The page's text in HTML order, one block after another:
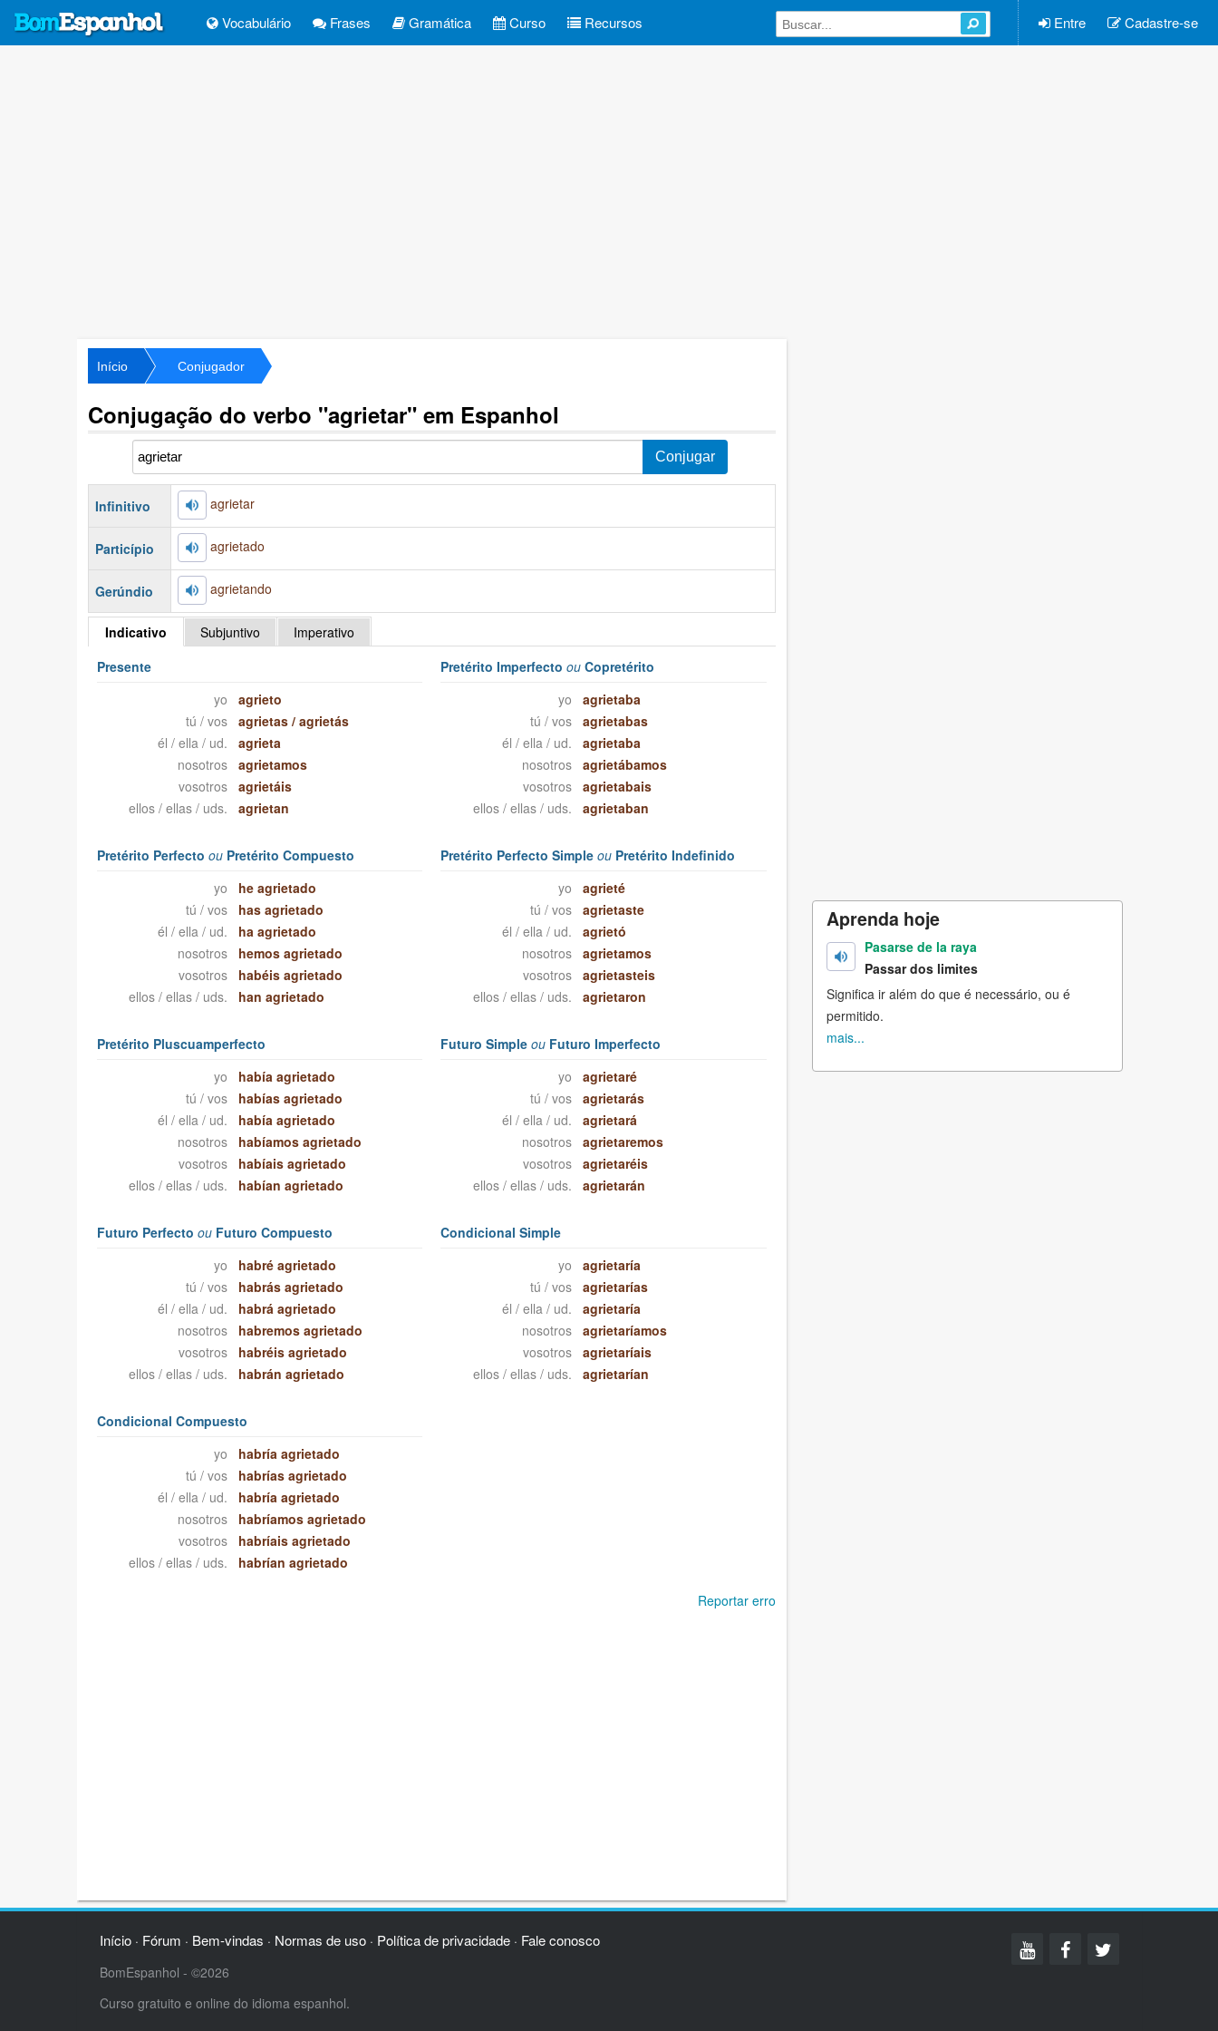
Vocabulário Frases Gramática Curso Recursos Entre Cadastre-se
Início Conjugador
Conjugação do verbo "agrietar" em Espanhol
Infinitivo agrietar
Particípio agrietado
Gerúndio agrietando
Indicativo Subjuntivo
Imperativo
Presente
yo
agrieto
tú / vos
agrietas /agrietás
él / ella / ud.
agrieta
nosotros
agrietamos
vosotros
agrietáis
ellos / ellas / uds.
agrietan
Pretérito Imperfectoou Copretérito
yo
agrietaba
tú / vos
agrietabas
él / ella / ud.
agrietaba
nosotros
agrietábamos
vosotros
agrietabais
ellos / ellas / uds.
agrietaban
Pretérito Perfecto ouPretérito Compuesto
yo
he agrietado
tú / vos
has agrietado
él / ella / ud.
ha agrietado
nosotros
hemos agrietado
vosotros
habéis agrietado
ellos / ellas / uds.
han agrietado
Pretérito Perfecto Simpleou Pretérito Indefinido
yo
agrieté
tú / vos
agrietaste
él / ella / ud.
agrietó
nosotros
agrietamos
vosotros
agrietasteis
ellos / ellas / uds.
agrietaron
Pretérito Pluscuamperfecto
yo
había agrietado
tú / vos
habías agrietado
él / ella / ud.
había agrietado
nosotros
habíamos agrietado
vosotros
habíais agrietado
ellos / ellas / uds.
habían agrietado
Futuro Simpleou Futuro Imperfecto
yo
agrietaré
tú / vos
agrietarás
él / ella / ud.
agrietará
nosotros
agrietaremos
vosotros
agrietaréis
ellos / ellas / uds.
agrietarán
Futuro Perfecto ouFuturo Compuesto
yo
habré agrietado
tú / vos
habrás agrietado
él / ella / ud.
habrá agrietado
nosotros
habremos agrietado
vosotros
habréis agrietado
ellos / ellas / uds.
habrán agrietado
Condicional Simple
yo
agrietaría
tú / vos
agrietarías
él / ella / ud.
agrietaría
nosotros
agrietaríamos
vosotros
agrietaríais
ellos / ellas / uds.
agrietarían
Condicional Compuesto
yo
habría agrietado
tú / vos
habrías agrietado
él / ella / ud.
habría agrietado
nosotros
habríamos agrietado
vosotros
habríais agrietado
ellos / ellas / uds.
habrían agrietado
Reportar erro
Aprenda hoje
Pasarse de la raya
Passar dos limites
Significa ir além do que é necessário, ou é
permitido.
mais...
Início· Fórum · Bem-vindas · Normas de uso· Política de privacidade· Fale conosco
BomEspanhol - ©2026
Curso gratuito e online do idioma espanhol.